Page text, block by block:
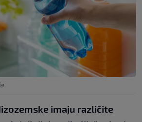
imaju različite